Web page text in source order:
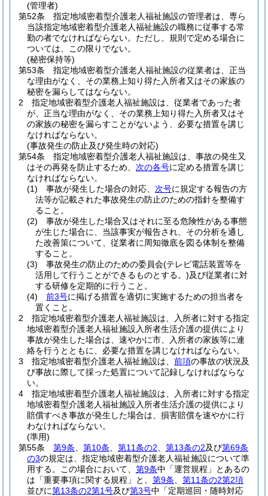
(管理者)
第52条
指定地域密着型介護老人福祉施設の管理者は、専ら
当該指定地域密着型介護老人福祉施設の職務に従事する常
勤の者でなければならない。 ただし、規則で定める場合に
ついては、この限りでない。
(秘密保持等)
第53条
指定地域密着型介護老人福祉施設の従業者は、正当
な理由がなく、その業務上知り得た入所者又はその家族の
秘密を漏らしてはならない。
2
指定地域密着型介護老人福祉施設は、従業者であった者
が、正当な理由がなく、その業務上知り得た入所者又はそ
の家族の秘密を漏らすことがないよう、必要な措置を講じ
なければならない。
(事故発生の防止及び発生時の対応)
第54条
指定地域密着型介護老人福祉施設は、事故の発生又
はその再発を防止するため、 次の各号に定める措置を講じ
なければならない。
(1)
事故が発生した場合の対応、 次号に規定する報告の方
法等が記載された事故発生の防止のための指針を整備す
ること。
(2)
事故が発生した場合又はそれに至る危険性がある事態
が生じた場合に、当該事実が報告され、その分析を通し
た改善策について、従業者に周知徹底を図る体制を整備
すること。
(3)
事故発生の防止のための委員会(テレビ電話装置等を
活用して行うことができるものとする。)及び従業者に対
する研修を定期的に行うこと。
(4)
前3号に掲げる措置を適切に実施するための担当者を
置くこと。
2
指定地域密着型介護老人福祉施設は、入所者に対する指定
地域密着型介護老人福祉施設入所者生活介護の提供により
事故が発生した場合は、速やかに市、入所者の家族等に連
絡を行うとともに、必要な措置を講じなければならない。
3
指定地域密着型介護老人福祉施設は、 前項の事故の状況及
び事故に際して採った処置について記録しなければならな
い。
4
指定地域密着型介護老人福祉施設は、入所者に対する指定
地域密着型介護老人福祉施設入所者生活介護の提供により
賠償すべき事故が発生した場合は、損害賠償を速やかに行
わなければならない。
(準用)
第55条
第9条 第10条 第11条の2 第13条の2及び第69条
の3の規定は、指定地域密着型介護老人福祉施設について準
用する。
この場合において、 第9条中「運営規程」とあるの
は「重要事項に関する規程」と、 第9条
第11条の2第2項
並びに第13条の2第1号及び第3号中「定期巡回・随時対応